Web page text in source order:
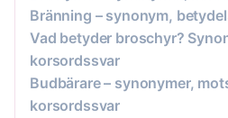
Bränning – synonym,
Vad betyder broschyr?
korsordssvar
Budbärare – synonymer,
korsordssvar